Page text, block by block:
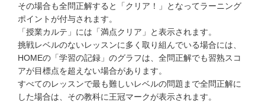
その場合も全問正解すると「クリア！」となってラーニング
ポイントが付与されます。
「授業カルテ」には「満点クリア」と表示されます。
挑戦レベルのないレッスンに多く取り組んでいる場合には、
HOMEの「学習の記録」のグラフは、全問正解でも習熟スコ
アが目標点を超えない場合があります。
すべてのレッスンで最も難しいレベルの問題まで全問正解に
した場合は、その教科に王冠マークが表示されます。